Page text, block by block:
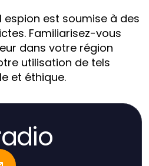
espion est soumise à des
Familiarisez-vous
dans votre région
utilisation de tels
et éthique.